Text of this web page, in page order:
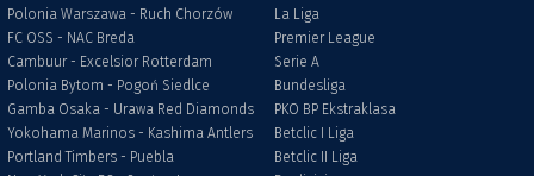
Polonia Warszawa - Ruch Chorzów
FC OSS - NAC Breda
Cambuur - Excelsior Rotterdam
Polonia Bytom - Pogoń Siedlce
Gamba Osaka - Urawa Red Diamonds
Yokohama Marinos - Kashima Antlers
Portland Timbers - Puebla
La Liga
Premier League
Serie A
Bundesliga
PKO BP Ekstraklasa
Betclic I Liga
Betclic II Liga